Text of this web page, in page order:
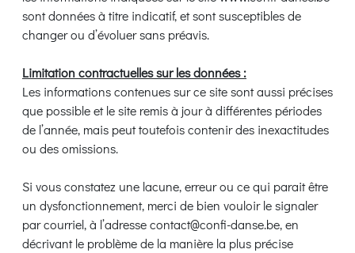
sont données à titre indicatif, et sont susceptibles de
changer ou d’évoluer sans préavis.
Limitation contractuelles sur les données :
Les informations contenues sur ce site sont aussi précises
que possible et le site remis à jour à différentes périodes
de l’année, mais peut toutefois contenir des inexactitudes
ou des omissions.
Si vous constatez une lacune, erreur ou ce qui parait être
un dysfonctionnement, merci de bien vouloir le signaler
par courriel, à l’adressecontact@confi-danse.be, en
décrivant le problème de la manière la plus précise